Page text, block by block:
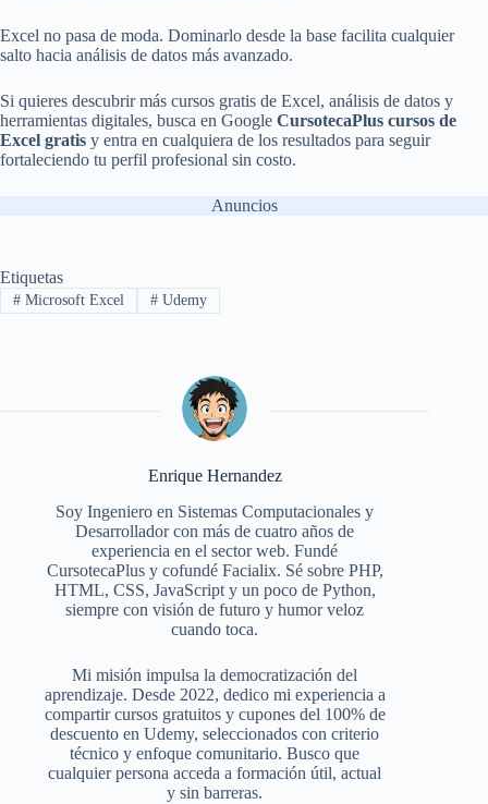
Excel no pasa de moda. Dominarlo desde la base facilita cualquier
salto hacia análisis de datos más avanzado.
Si quieres descubrir más cursos gratis de Excel, análisis de datos y
herramientas digitales, busca en Google CursotecaPlus cursos de
Excel gratis y entra en cualquiera de los resultados para seguir
fortaleciendo tu perfil profesional sin costo.
Anuncios
Etiquetas
#Microsoft Excel #Udemy
Enrique Hernandez
Soy Ingeniero en Sistemas Computacionales y
Desarrollador con más de cuatro años de
experiencia en el sector web. Fundé
CursotecaPlus y cofundé Facialix. Sé sobre PHP,
HTML, CSS, JavaScript y un poco de Python,
siempre con visión de futuro y humor veloz
cuando toca.
Mi misión impulsa la democratización del
aprendizaje. Desde 2022, dedico mi experiencia a
compartir cursos gratuitos y cupones del 100% de
descuento en Udemy, seleccionados con criterio
técnico y enfoque comunitario. Busco que
cualquier persona acceda a formación útil, actual
y sin barreras.